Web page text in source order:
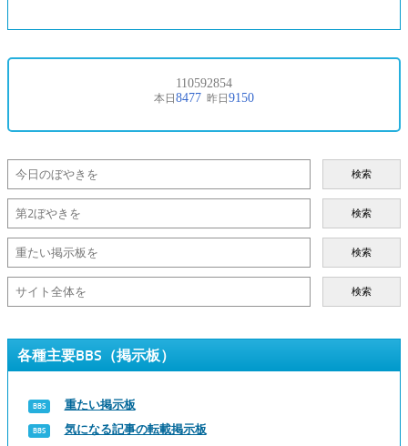
検索
検索
検索
検索
各種主要BBS（掲示板）
重たい掲示板
気になる記事の転載掲示板